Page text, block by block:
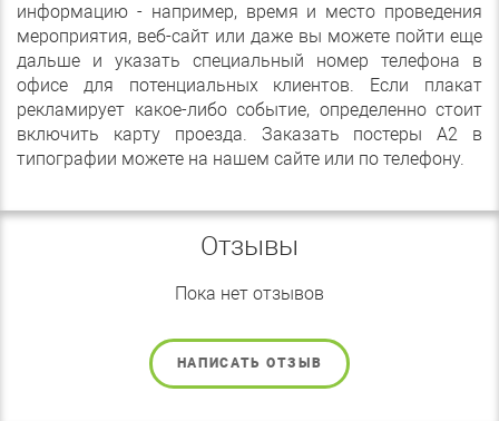
информацию - например, время и место проведения
мероприятия, веб-сайт или даже вы можете пойти еще
дальше и указать специальный номер телефона в
офисе для потенциальных клиентов. Если плакат
рекламирует какое-либо событие, определенно стоит
включить карту проезда. Заказать постеры А2 в
типографии можете на нашем сайте или по телефону.
Отзывы
Пока нет отзывов
НАПИСАТЬ ОТЗЫВ